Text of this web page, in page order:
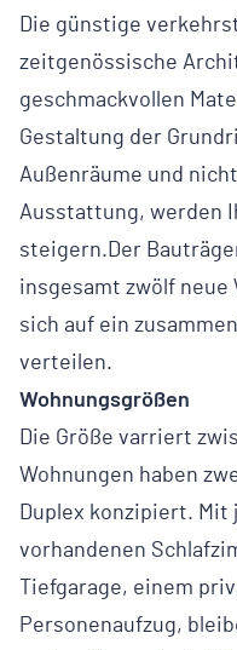
Die günstige
zeitgenössische
geschmackvollen
Gestaltung der
Außenräume und
Ausstattung, werden
steigern.Der
insgesamt zwölf
sich auf ein
verteilen.
Wohnungsgrößen
Die Größe varriert
Wohnungen haben
Duplex konzipiert.
vorhandenen
Tiefgarage, einem
Personenaufzug,